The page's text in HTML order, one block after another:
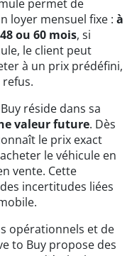
permet de
loyer mensuel fixe : à
ou 60 mois, si
le client peut
à un prix prédéfini,
réside dans sa
valeur future. Dès
le prix exact
le véhicule en
vente. Cette
incertitudes liées
opérationnels et de
to Buy propose des